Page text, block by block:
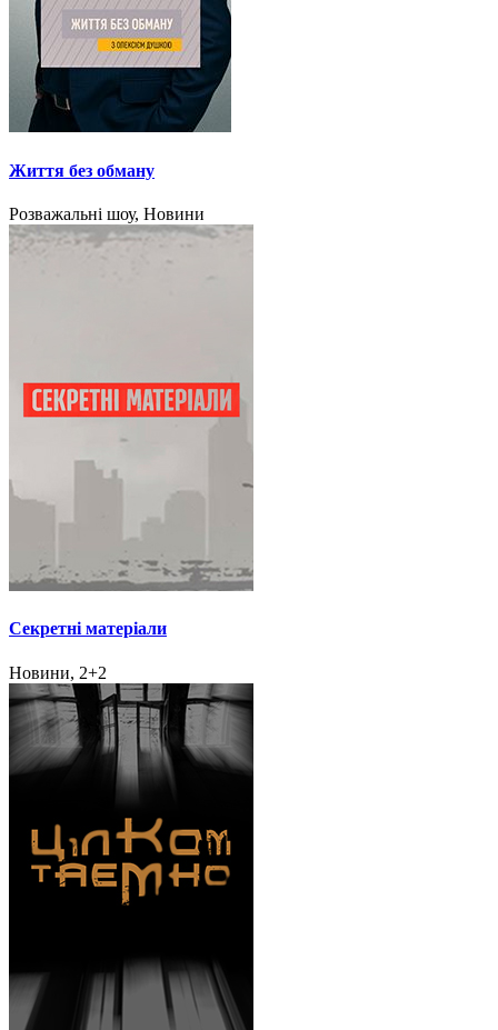
Життя без обману
Розважальні шоу, Новини
Секретні матеріали
Новини, 2+2